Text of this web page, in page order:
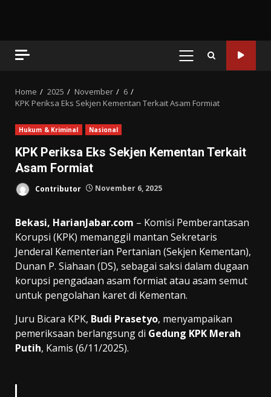
PRIMARY
Home 2025 November
6
KPK Periksa Eks Sekjen Kementan Terkait Asam Formiat
Hukum & Kriminal Nasional
KPK Periksa Eks Sekjen Kementan Terkait
Asam Formiat
Contributor November 6, 2025
Bekasi, HarianJabar.com – Komisi Pemberantasan
Korupsi (KPK) memanggil mantan Sekretaris
Jenderal Kementerian Pertanian (Sekjen Kementan),
Dunan P. Siahaan (DS), sebagai saksi dalam dugaan
korupsi pengadaan asam formiat atau asam semut
untuk pengolahan karet di Kementan.
Juru Bicara KPK, Budi Prasetyo, menyampaikan
pemeriksaan berlangsung di Gedung KPK Merah
Putih, Kamis (6/11/2025).